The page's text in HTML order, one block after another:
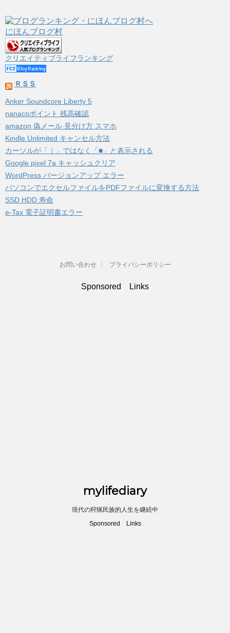
にほんブログ村
クリエイティブライフランキング
ＲＳＳ
Anker Soundcore Liberty 5
nanacoポイント 残高確認
amazon 偽メール 見分け方 スマホ
Kindle Unlimited キャンセル方法
カーソルが「｜」ではなく「■」と表示される
Google pixel 7a キャッシュクリア
WordPress バージョンアップ エラー
パソコンでエクセルファイルをPDFファイルに変換する方法
SSD HDD 寿命
e-Tax 電子証明書エラー
お問い合わせ プライバシーポリシー
Sponsored Links
mylifediary
現代の狩猟民族的人生を継続中
Sponsored Links